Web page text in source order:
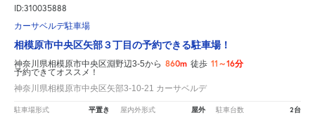
ID:310035888
カーサベルデ駐車場
相模原市中央区矢部３丁目の予約できる駐車場！
神奈川県相模原市中央区淵野辺3-5から 860m 徒歩 11～16分
予約できてオススメ！
神奈川県相模原市中央区矢部3-10-21 カーサベルデ
駐車場形式 平置き 屋内外形式 屋外 駐車台数 2台